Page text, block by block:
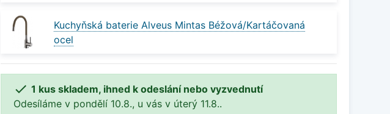
Kuchyňská baterie Alveus Mintas Béžová/Kartáčovaná
ocel
 1 kus skladem, ihned k odeslání nebo vyzvednutí
Odesíláme v pondělí 10.8., u vás v úterý 11.8..